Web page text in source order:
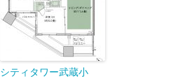
シティタワー武蔵小